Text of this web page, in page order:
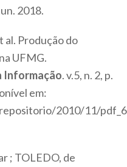
2018.
al. Produção do
UFMG.
Informação. v.5, n. 2, p.
em:
2010/11/
; TOLEDO, de